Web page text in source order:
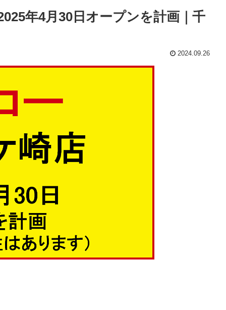
年4月30日オープンを計画｜千
2024.09.26